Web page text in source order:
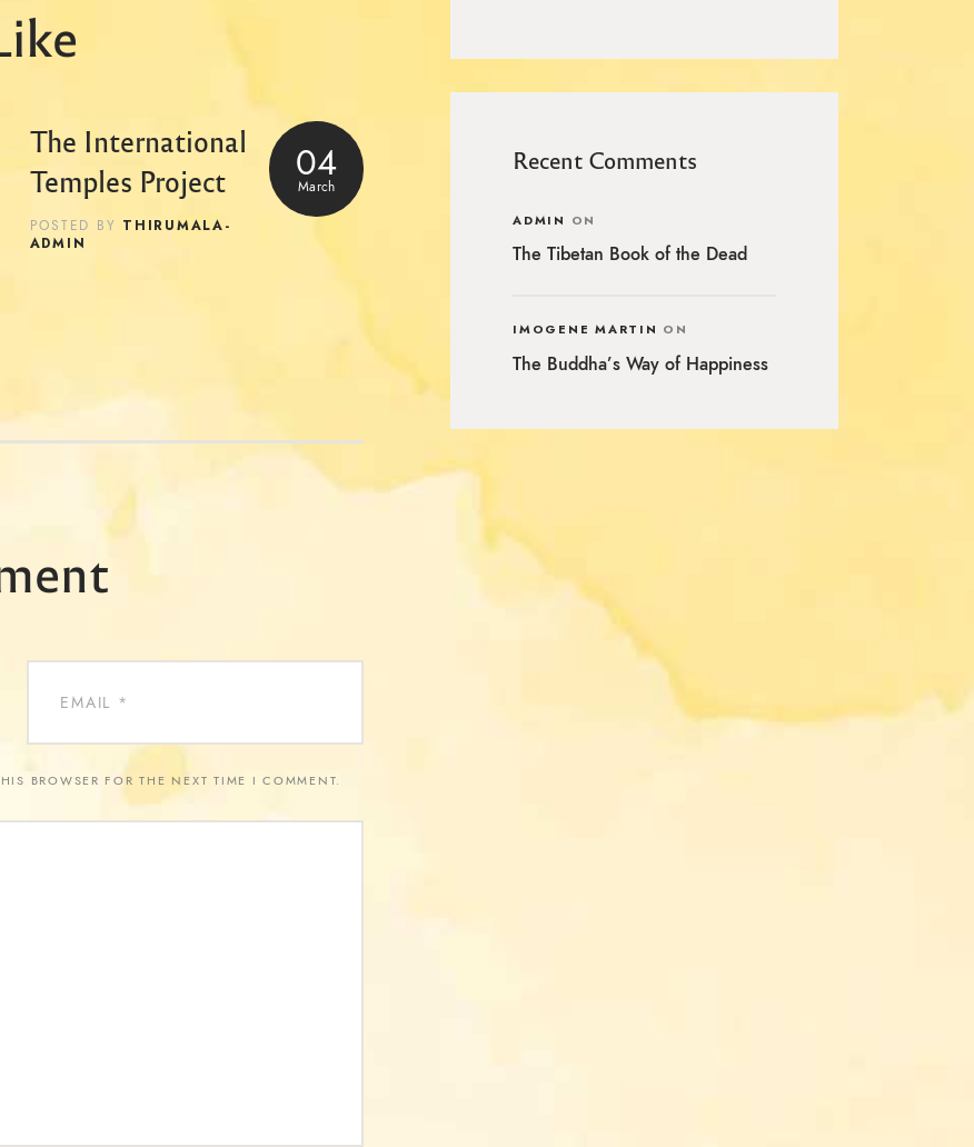
04
March
The International
Temples Project
POSTED BY THIRUMALA-
ADMIN
BROWSER FOR THE NEXT TIME I COMMENT.
Recent Comments
ADMIN ON
The Tibetan Book of the Dead
IMOGENE MARTIN ON
The Buddha’s Way of Happiness